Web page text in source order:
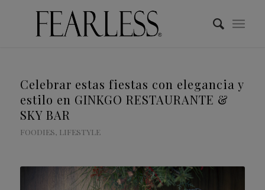
Celebrar estas fiestas con elegancia y
estilo en GINKGO RESTAURANTE &
SKY BAR
FOODIES, LIFESTYLE